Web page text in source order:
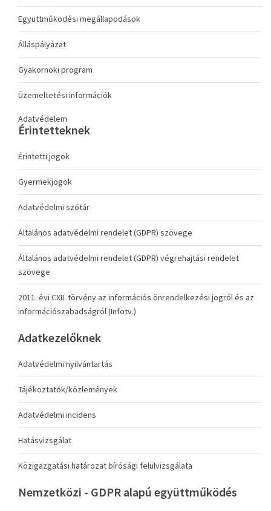
Együttműködési megállapodások
Álláspályázat
Gyakornoki program
Üzemeltetési információk
Adatvédelem
Érintetteknek
Érintetti jogok
Gyermekjogok
Adatvédelmi szótár
Általános adatvédelmi rendelet (GDPR) szövege
Általános adatvédelmi rendelet (GDPR) végrehajtási rendelet
szövege
2011. évi CXII. törvény az információs önrendelkezési jogról és az
információszabadságról (Infotv.)
Adatkezelőknek
Adatvédelmi nyilvántartás
Tájékoztatók/közlemények
Adatvédelmi incidens
Hatásvizsgálat
Közigazgatási határozat bírósági felülvizsgálata
Nemzetközi - GDPR alapú együttműködés